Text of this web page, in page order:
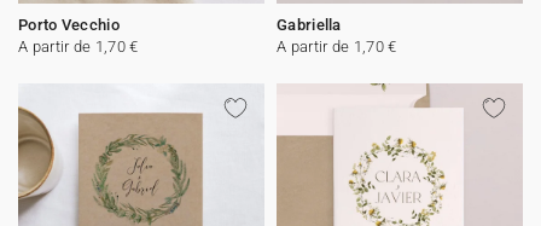
Porto Vecchio
A partir de 1,70 €
Gabriella
A partir de 1,70 €